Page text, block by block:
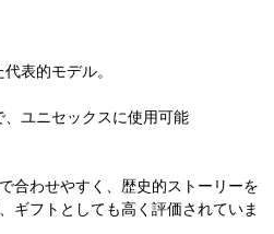
表的モデル。
ユニセックスに使用可能
合わせやすく、歴史的ストーリーを
ギフトとしても高く評価されていま